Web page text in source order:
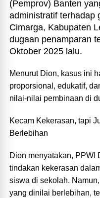
(Pemprov) Banten
administratif terhadap
Cimarga, Kabupaten
dugaan penamparan
Oktober 2025 lalu.
Menurut Dion, kasus ini
proporsional, edukatif,
nilai-nilai pembinaan di
Kecam Kekerasan, tapi
Berlebihan
Dion menyatakan, PPWI
tindakan kekerasan
siswa di sekolah.
yang dinilai berlebihan,